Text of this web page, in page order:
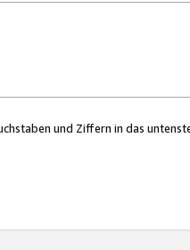
und Ziffern in das